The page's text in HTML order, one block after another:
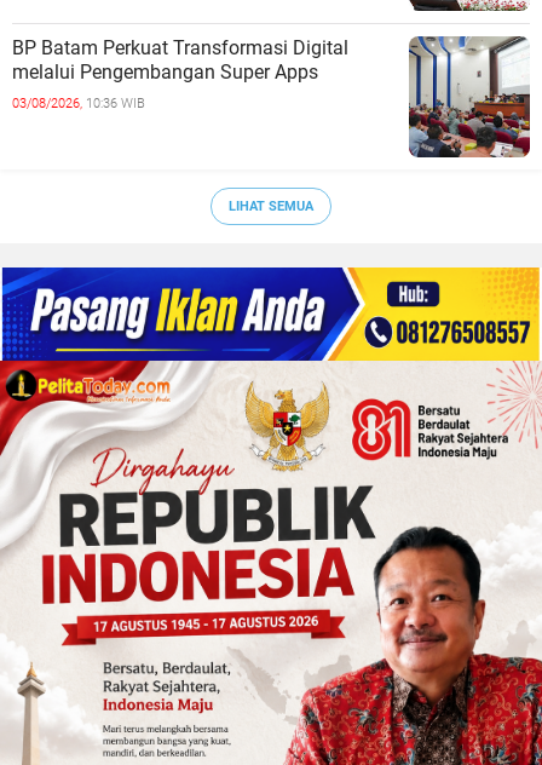
BP Batam Perkuat Transformasi Digital
melalui Pengembangan Super Apps
03/08/2026, 10:36 WIB
LIHAT SEMUA